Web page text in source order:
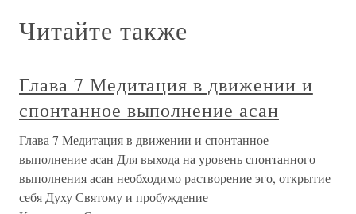
Читайте также
Глава 7 Медитация в движении и
спонтанное выполнение асан
Глава 7 Медитация в движении и спонтанное
выполнение асан Для выхода на уровень спонтанного
выполнения асан необходимо растворение эго, открытие
себя Духу Святому и пробуждение